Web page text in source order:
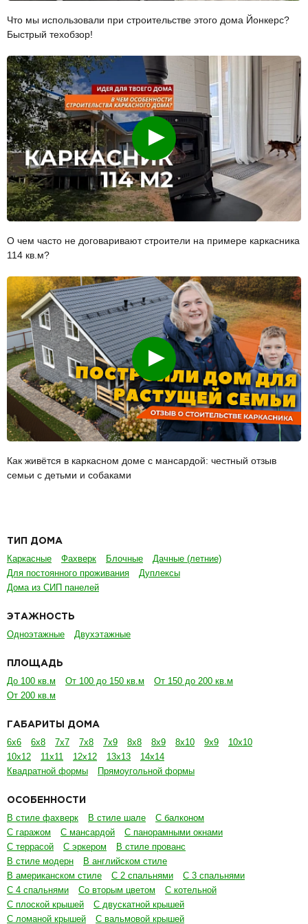
Что мы использовали при строительстве этого дома Йонкерс?
Быстрый техобзор!
Смотреть
О чем часто не договаривают строители на примере каркасника
114 кв.м?
Смотреть
Как живётся в каркасном доме с мансардой: честный отзыв
семьи с детьми и собаками
ТИП ДОМА
Каркасные Фахверк Блочные
Дачные (летние)
Для постоянного проживания
Дуплексы
Дома из СИП панелей
ЭТАЖНОСТЬ
Одноэтажные Двухэтажные
ПЛОЩАДЬ
До 100 кв.м От 100 до 150 кв.м
От 150 до 200 кв.м
От 200 кв.м
ГАБАРИТЫ ДОМА
6х6 6х8 7х7 7х8 7х9 8х8 8х9 8х10 9х9
10х10
10х12
11х11 12х12 13х13
14х14
Квадратной формы
Прямоугольной формы
ОСОБЕННОСТИ
В стиле фахверк В стиле шале
С балконом
С гаражом
С мансардой
С панорамными окнами
С террасой
С эркером
В стиле прованс
В стиле модерн
В английском стиле
В американском стиле
С 2 спальнями
С 3 спальнями
С 4 спальнями
Со вторым цветом
С котельной
С плоской крышей
С двускатной крышей
С ломаной крышей
С вальмовой крышей